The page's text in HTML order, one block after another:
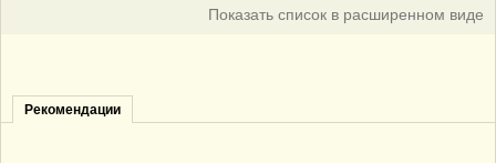
Показать список в расширенном виде
Рекомендации